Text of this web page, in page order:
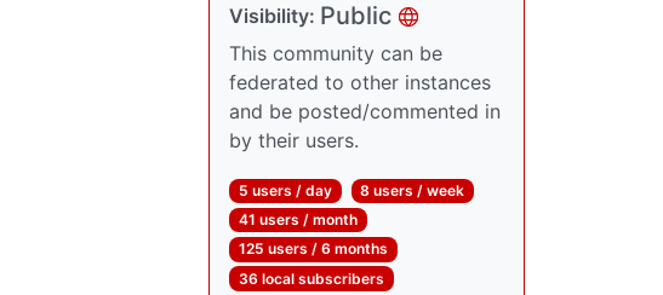
Visibility: Public
This community can be
federated to other instances
and be posted/commented in
by their users.
5 users / day
8 users / week
41 users / month
125 users / 6 months
36 local subscribers